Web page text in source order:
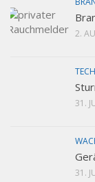
2.
31.
31.